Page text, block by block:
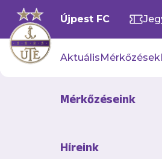
Újpest FC
AktuálisMérkőzések
Mérkőzéseink
Híreink